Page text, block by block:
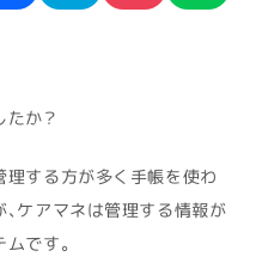
たか？
する方が多く手帳を使わ
ケアマネは管理する情報が
です。